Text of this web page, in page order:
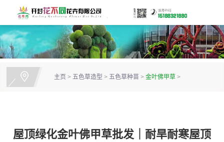
主页 > 五色草造型 > 五色草种苗 > 金叶佛甲草 >
屋顶绿化金叶佛甲草批发｜耐旱耐寒屋顶